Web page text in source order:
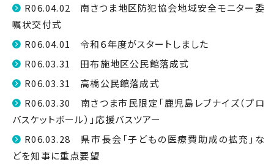
R06.04.02 南さつま地区防犯協会地域安全モニター委
嘱状交付式
R06.04.01 令和６年度がスタートしました
R06.03.31 田布施地区公民館落成式
R06.03.31 高橋公民館落成式
R06.03.30 南さつま市民限定「鹿児島レブナイズ（プロ
バスケットボール）」応援バスツアー
R06.03.28 県市長会「子どもの医療費助成の拡充」な
どを知事に重点要望